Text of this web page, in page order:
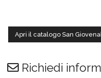
Apri il catalogo San
Richiedi